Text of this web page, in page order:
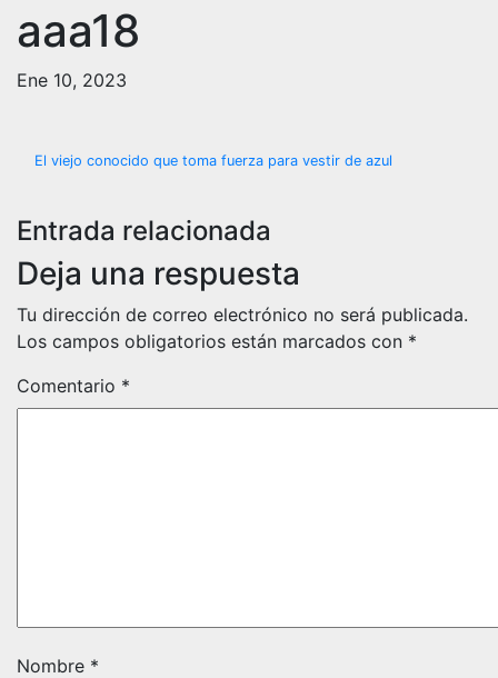
aaa18
Ene 10, 2023
Navegación
de
entradas
El viejo conocido que toma fuerza para vestir de azul
Entrada relacionada
Deja una respuesta
Tu dirección de correo electrónico no será publicada.
Los campos obligatorios están marcados con *
Comentario *
Nombre *